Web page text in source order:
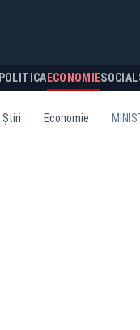
POLITICA ECONOMIESOCIAL
Știri Economie